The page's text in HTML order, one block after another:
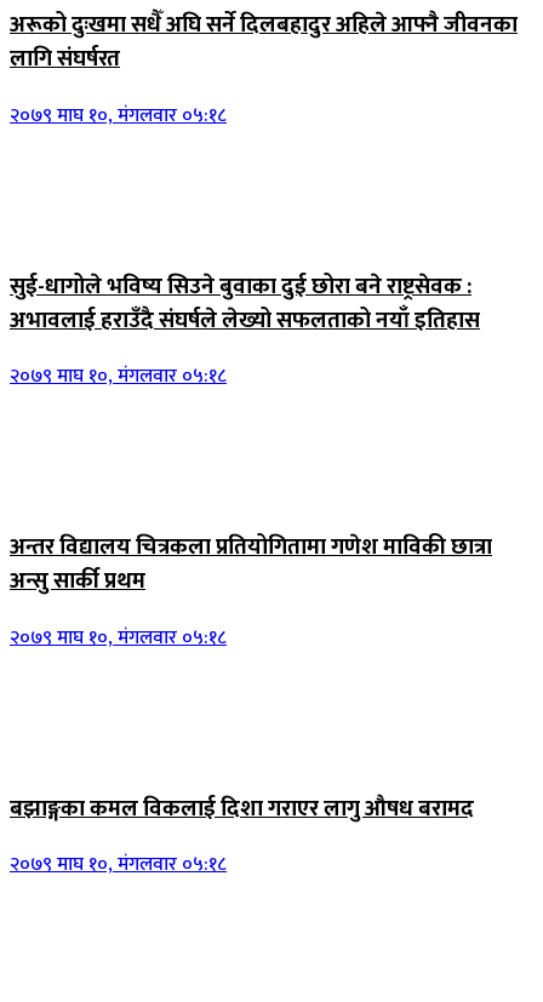
अरूको दुःखमा सधैँ अघि सर्ने दिलबहादुर अहिले आफ्नै जीवनका
लागि संघर्षरत
२०७९ माघ १०, मंगलवार ०५:१८
सुई-धागोले भविष्य सिउने बुवाका दुई छोरा बने राष्ट्रसेवक :
अभावलाई हराउँदै संघर्षले लेख्यो सफलताको नयाँ इतिहास
२०७९ माघ १०, मंगलवार ०५:१८
अन्तर विद्यालय चित्रकला प्रतियोगितामा गणेश माविकी छात्रा
अन्सु सार्की प्रथम
२०७९ माघ १०, मंगलवार ०५:१८
बझाङ्गका कमल विकलाई दिशा गराएर लागु औषध बरामद
२०७९ माघ १०, मंगलवार ०५:१८